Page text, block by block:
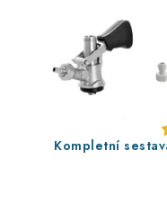
Kompletní